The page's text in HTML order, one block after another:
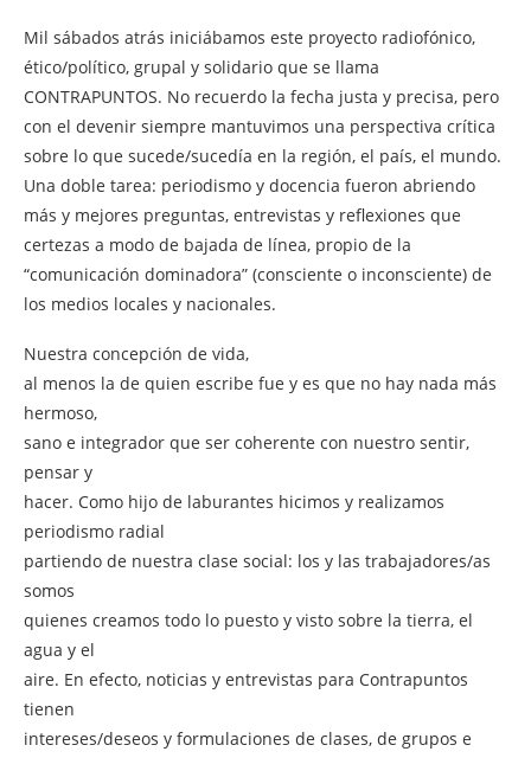
Mil sábados atrás iniciábamos este proyecto radiofónico,
ético/político, grupal y solidario que se llama
CONTRAPUNTOS. No recuerdo la fecha justa y precisa, pero
con el devenir siempre mantuvimos una perspectiva crítica
sobre lo que sucede/sucedía en la región, el país, el mundo.
Una doble tarea: periodismo y docencia fueron abriendo
más y mejores preguntas, entrevistas y reflexiones que
certezas a modo de bajada de línea, propio de la
“comunicación dominadora” (consciente o inconsciente) de
los medios locales y nacionales.
Nuestra concepción de vida,
al menos la de quien escribe fue y es que no hay nada más
hermoso,
sano e integrador que ser coherente con nuestro sentir,
pensar y
hacer. Como hijo de laburantes hicimos y realizamos
periodismo radial
partiendo de nuestra clase social: los y las trabajadores/as
somos
quienes creamos todo lo puesto y visto sobre la tierra, el
agua y el
aire. En efecto, noticias y entrevistas para Contrapuntos
tienen
intereses/deseos y formulaciones de clases, de grupos e